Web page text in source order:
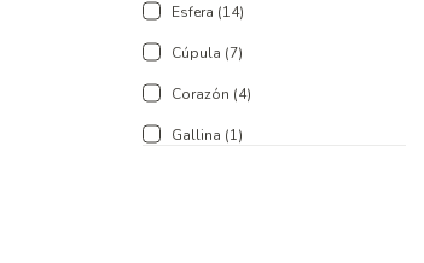
Esfera (14)
Cúpula (7)
Corazón (4)
Gallina (1)